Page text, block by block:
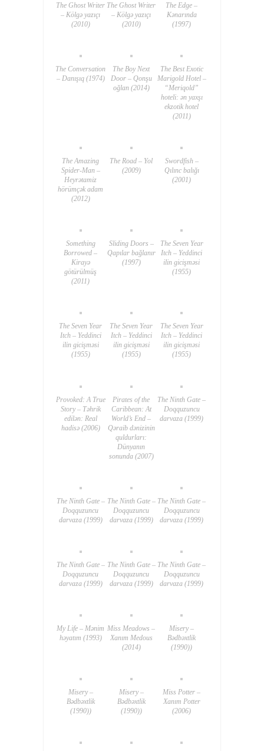
The Ghost Writer
– Kölgə yazıçı
(2010)
The Ghost Writer
– Kölgə yazıçı
(2010)
The Edge –
Kənarında
(1997)
The Conversation
– Danışıq (1974)
The Boy Next
Door – Qonşu
oğlan (2014)
The Best Exotic
Marigold Hotel –
“Meriqold”
hoteli: ən yaxşı
ekzotik hotel
(2011)
The Amazing
Spider-Man –
Heyrətamiz
hörümçək adam
(2012)
The Road – Yol
(2009)
Swordfish –
Qılınc balığı
(2001)
Something
Borrowed –
Kirayə
götürülmüş
(2011)
Sliding Doors –
Qapılar bağlanır
(1997)
The Seven Year
Itch – Yeddinci
ilin gicişməsi
(1955)
The Seven Year
Itch – Yeddinci
ilin gicişməsi
(1955)
The Seven Year
Itch – Yeddinci
ilin gicişməsi
(1955)
The Seven Year
Itch – Yeddinci
ilin gicişməsi
(1955)
Provoked: A True
Story – Təhrik
edilən: Real
hadisə (2006)
Pirates of the
Caribbean: At
World’s End –
Qəraib dənizinin
quldurları:
Dünyanın
sonunda (2007)
The Ninth Gate –
Doqquzuncu
darvaza (1999)
The Ninth Gate –
Doqquzuncu
darvaza (1999)
The Ninth Gate –
Doqquzuncu
darvaza (1999)
The Ninth Gate –
Doqquzuncu
darvaza (1999)
The Ninth Gate –
Doqquzuncu
darvaza (1999)
The Ninth Gate –
Doqquzuncu
darvaza (1999)
The Ninth Gate –
Doqquzuncu
darvaza (1999)
My Life – Mənim
həyatım (1993)
Miss Meadows –
Xanım Medous
(2014)
Misery –
Bədbəxtlik
(1990))
Misery –
Bədbəxtlik
(1990))
Misery –
Bədbəxtlik
(1990))
Miss Potter –
Xanım Potter
(2006)